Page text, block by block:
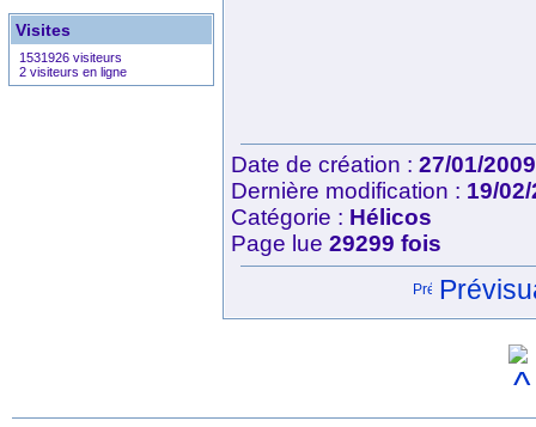
Visites
1531926 visiteurs
2 visiteurs en ligne
Date de création : 27/01/
Dernière modification : 19/
Catégorie : Hélicos
Page lue 29299 fois